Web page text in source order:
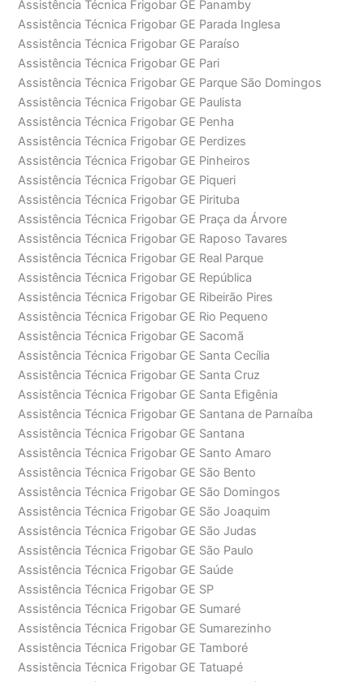
Assistência Técnica Frigobar GE Panamby
Assistência Técnica Frigobar GE Parada Inglesa
Assistência Técnica Frigobar GE Paraíso
Assistência Técnica Frigobar GE Pari
Assistência Técnica Frigobar GE Parque São Domingos
Assistência Técnica Frigobar GE Paulista
Assistência Técnica Frigobar GE Penha
Assistência Técnica Frigobar GE Perdizes
Assistência Técnica Frigobar GE Pinheiros
Assistência Técnica Frigobar GE Piqueri
Assistência Técnica Frigobar GE Pirituba
Assistência Técnica Frigobar GE Praça da Árvore
Assistência Técnica Frigobar GE Raposo Tavares
Assistência Técnica Frigobar GE Real Parque
Assistência Técnica Frigobar GE República
Assistência Técnica Frigobar GE Ribeirão Pires
Assistência Técnica Frigobar GE Rio Pequeno
Assistência Técnica Frigobar GE Sacomã
Assistência Técnica Frigobar GE Santa Cecília
Assistência Técnica Frigobar GE Santa Cruz
Assistência Técnica Frigobar GE Santa Efigênia
Assistência Técnica Frigobar GE Santana de Parnaíba
Assistência Técnica Frigobar GE Santana
Assistência Técnica Frigobar GE Santo Amaro
Assistência Técnica Frigobar GE São Bento
Assistência Técnica Frigobar GE São Domingos
Assistência Técnica Frigobar GE São Joaquim
Assistência Técnica Frigobar GE São Judas
Assistência Técnica Frigobar GE São Paulo
Assistência Técnica Frigobar GE Saúde
Assistência Técnica Frigobar GE SP
Assistência Técnica Frigobar GE Sumaré
Assistência Técnica Frigobar GE Sumarezinho
Assistência Técnica Frigobar GE Tamboré
Assistência Técnica Frigobar GE Tatuapé